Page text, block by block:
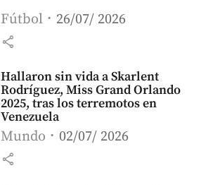
Fútbol 26/07/ 2026
share
Hallaron sin vida a Skarlent
Rodríguez, Miss Grand Orlando
2025, tras los terremotos en
Venezuela
Mundo 02/07/ 2026
share